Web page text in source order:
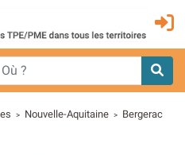
> Nouvelle-Aquitaine > Bergerac